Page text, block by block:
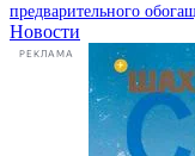
предварительного
Новости
РЕКЛАМА